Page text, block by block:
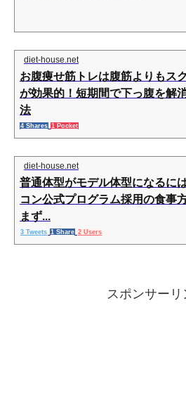
diet-house.net
お腹痩せ筋トレは腹筋よりもス
が効果的！短期間で下っ腹を解
法
4 Shares 1 Pocket
diet-house.net
普通体型がモデル体型になるに
コン公式プログラム採用の食事
まず...
3 Tweets 1 Share 2 Users
スポンサーリ